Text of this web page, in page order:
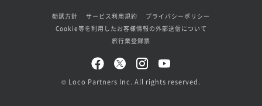
勧誘方針 サービス利用規約
プライバシーポリシー
Cookie等を利用したお客様情報の外部送信について
旅行業登録票
© Loco Partners Inc. All rights reserved.